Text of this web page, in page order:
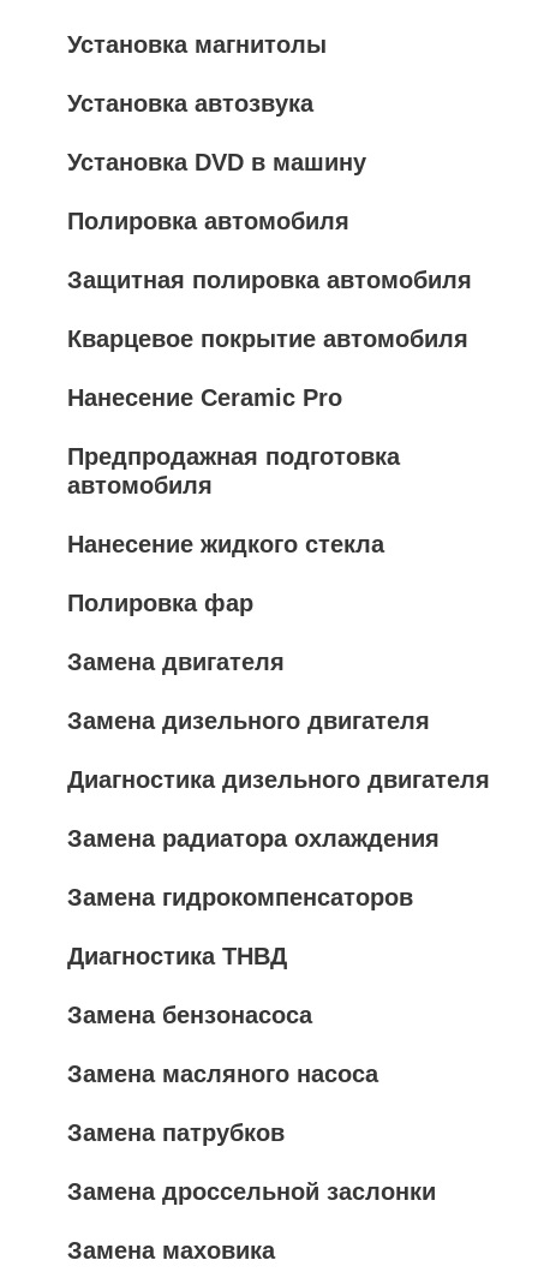
Установка магнитолы
Установка автозвука
Установка DVD в машину
Полировка автомобиля
Защитная полировка автомобиля
Кварцевое покрытие автомобиля
Нанесение Ceramic Pro
Предпродажная подготовка
автомобиля
Нанесение жидкого стекла
Полировка фар
Замена двигателя
Замена дизельного двигателя
Диагностика дизельного двигателя
Замена радиатора охлаждения
Замена гидрокомпенсаторов
Диагностика ТНВД
Замена бензонасоса
Замена масляного насоса
Замена патрубков
Замена дроссельной заслонки
Замена маховика